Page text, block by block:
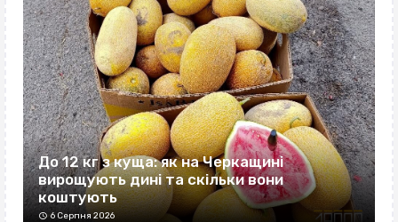
До 12 кг з куща: як на Черкащині
вирощують дині та скільки вони
коштують
6 Серпня 2026